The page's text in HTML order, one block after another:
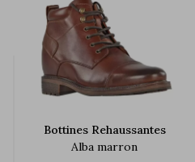
Bottines Rehaussantes
Alba marron